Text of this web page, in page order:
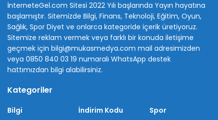
İnterneteGel.com Sitesi 2022 Yılı başlarında Yayın hayatına
başlamıştır. Sitemizde Bilgi, Finans, Teknoloji, Eğitim, Oyun,
Sağlık, Spor Diyet ve onlarca kategoride içerik üretiyoruz.
Sitemize reklam vermek veya farklı bir konuda iletişime
geçmek için bilgi@mukasmedya.com mail adresimizden
veya 0850 840 03 19 numaralı WhatsApp destek
hattımızdan bilgi alabilirsiniz.
Kategoriler
Bilgi
İndirim Kodu
Spor